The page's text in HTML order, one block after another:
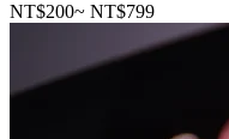
NT$200~ NT$799